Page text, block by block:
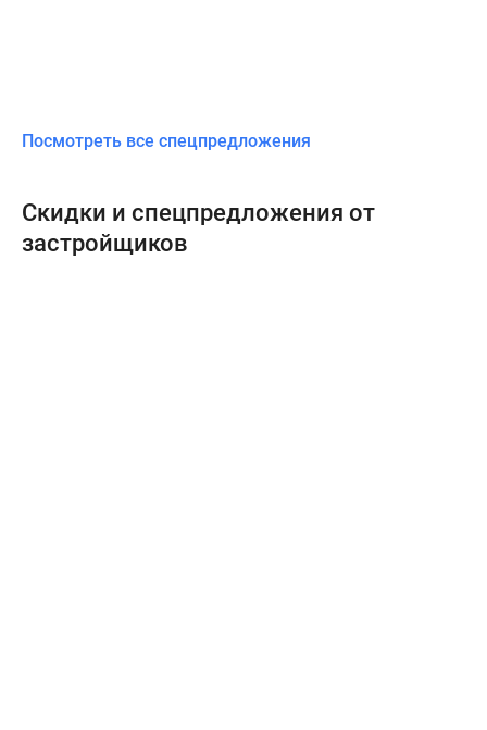
Посмотреть все спецпредложения
Скидки и спецпредложения от
застройщиков